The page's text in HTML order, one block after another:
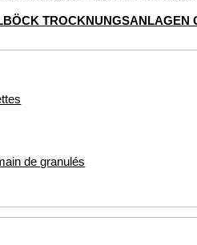
TROCKNUNGSANLAGEN
de granulés